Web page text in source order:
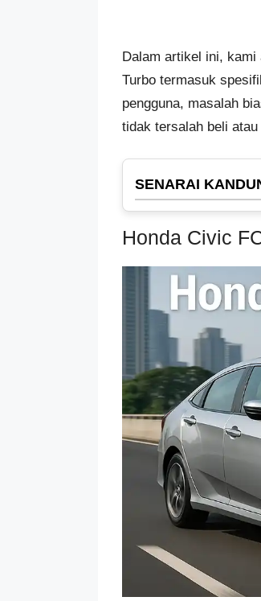
Dalam artikel ini, kami
Turbo termasuk
pengguna, masalah
tidak tersalah beli
SENARAI
Honda Civic